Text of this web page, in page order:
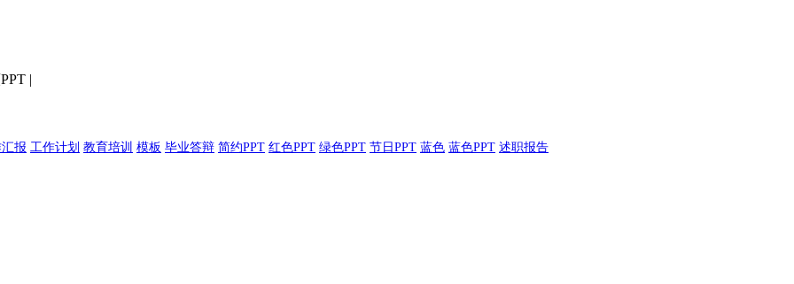
|
报 工作计划 教育培训 模板 毕业答辩 简约PPT 红色PPT 绿色PPT 节日PPT 蓝色 蓝色PPT 述职报告